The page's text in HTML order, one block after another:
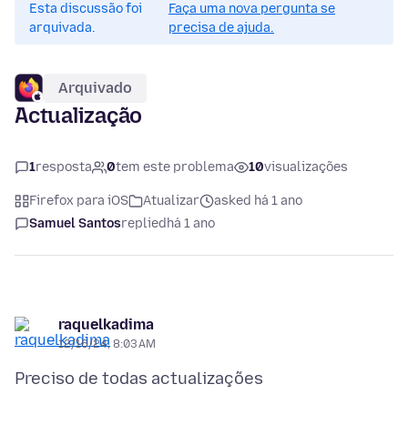
Esta discussão foi
arquivada.
Faça uma nova pergunta se
precisa de ajuda.
Arquivado
Actualização
1resposta 0tem este problema 10visualizações
Firefox para iOS Atualizar
asked há 1 ano
Samuel Santosreplied há 1 ano
raquelkadima
12/16/24, 8:03 AM